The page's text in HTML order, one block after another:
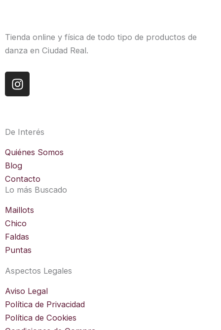
Tienda online y física de todo tipo de productos de
danza en Ciudad Real.
I
n
a
g
r
a
m
De Interés
Quiénes Somos
Blog
Contacto
Lo más Buscado
Maillots
Chico
Faldas
Puntas
Aspectos Legales
Aviso Legal
Política de Privacidad
Política de Cookies